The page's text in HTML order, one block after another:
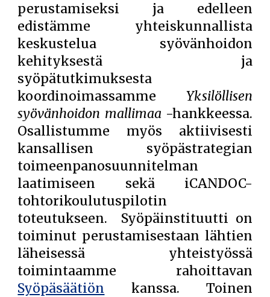
perustamiseksi ja edelleen
edistämme yhteiskunnallista
keskustelua syövänhoidon
kehityksestä ja
syöpätutkimuksesta
koordinoimassamme Yksilöllisen
syövänhoidon mallimaa-hankkeessa.
Osallistumme myös aktiivisesti
kansallisen syöpästrategian
toimeenpanosuunnitelman
laatimiseen sekä iCANDOC-
tohtorikoulutuspilotin
toteutukseen. Syöpäinstituutti on
toiminut perustamisestaan lähtien
läheisessä yhteistyössä
toimintaamme rahoittavan
Syöpäsäätiön kanssa. Toinen